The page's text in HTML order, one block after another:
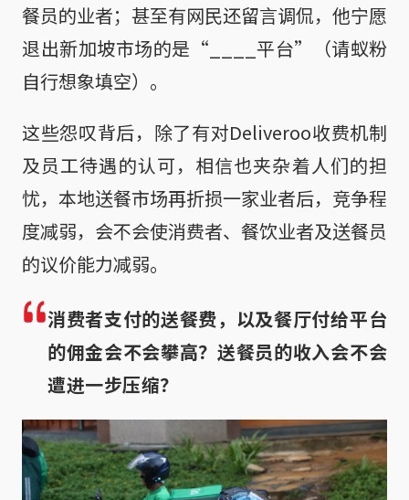
餐员的业者；甚至有网民还留言调侃，他宁愿
退出新加坡市场的是“____平台”
（请蚁粉
自行想象填空） 。
这些怨叹背后，除了有对Deliveroo收费机制
及员工待遇的认可，相信也夹杂着人们的担
忧，本地送餐市场再折损一家业者后，竞争程
度减弱，会不会使消费者、餐饮业者及送餐员
的议价能力减弱。
消费者支付的送餐费，以及餐厅付给平台
的佣金会不会攀高？送餐员的收入会不会
遭进一步压缩？